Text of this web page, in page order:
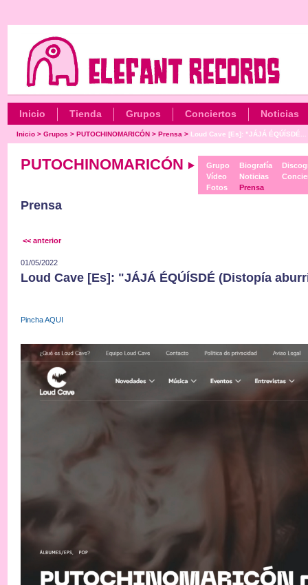
Inicio Tienda Grupos Conciertos Noticias
Inicio> Grupos > PUTOCHINOMARICÓN> Prensa > Loud Cave [Es]: "JÁJÁ ÉQÚÍSDÉ...
PUTOCHINOMARICÓN
Grupo
Vídeo
Fotos
Biografía
Noticias
Prensa
Prensa
<< anterior
01/05/2022
Loud Cave [Es]: "JÁJÁ ÉQÚÍSDÉ (Distopía
Pincha AQUI